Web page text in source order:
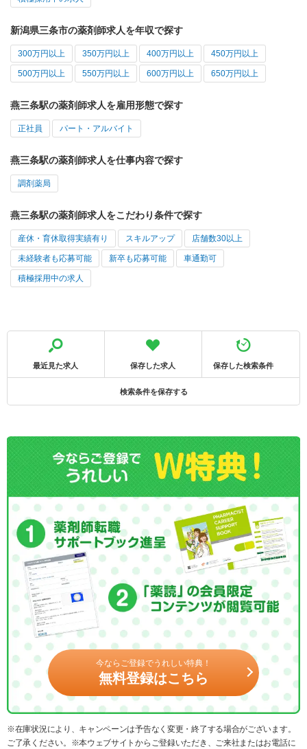
新潟県三条市の薬剤師求人を年収で探す
300万円以上 350万円以上 400万円以上 450万円以上
500万円以上 550万円以上 600万円以上 650万円以上
燕三条駅の薬剤師求人を雇用形態で探す
正社員 パート・アルバイト
燕三条駅の薬剤師求人を仕事内容で探す
調剤薬局
燕三条駅の薬剤師求人をこだわり条件で探す
産休・育休取得実績有り スキルアップ 店舗数30以上
未経験者も応募可能 新卒も応募可能 車通勤可
積極採用中の求人
最近見た求人 保存した求人 保存した検索条件
検索条件を保存する
今ならご登録でうれしい特典！
無料登録はこちら
※在庫状況により、キャンペーンは予告なく変更・終了する場合がございます。
ご了承ください。※本ウェブサイトからご登録いただき、ご来社またはお電話に